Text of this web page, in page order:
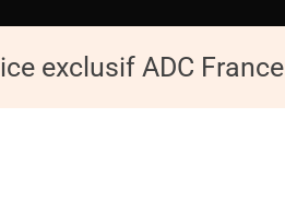
exclusif ADC France